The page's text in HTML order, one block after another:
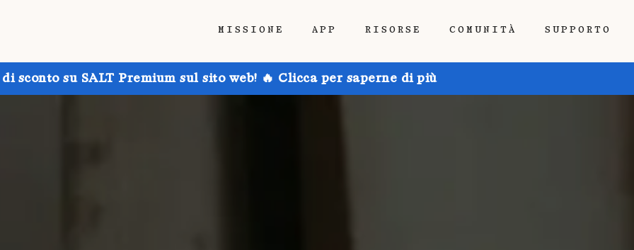
MISSIONE APP RISORSE COMUNITÀ SUPPORTO
sconto su SALT Premium sul sito web! 🔥 Clicca per saperne di più